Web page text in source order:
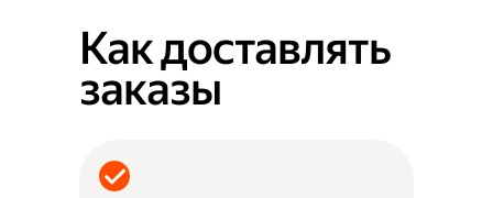
Как доставлять
заказы